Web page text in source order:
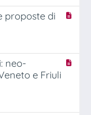
proposte di
neo-
e Friuli